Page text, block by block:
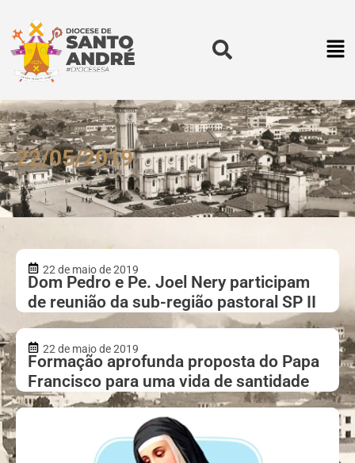
22/05/2019
22 de maio de 2019
Dom Pedro e Pe. Joel Nery participam
de reunião da sub-região pastoral SP II
22 de maio de 2019
Formação aprofunda proposta do Papa
Francisco para uma vida de santidade